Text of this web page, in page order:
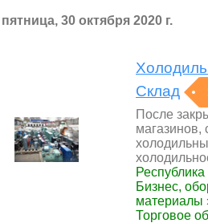
пятница, 30 октября 2020 г.
Склад
После
магазинов,
Бизнес,
материалы
Торговое